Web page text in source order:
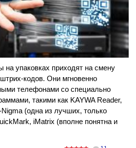
на упаковках приходят на смену
кодов. Они мгновенно
телефонами со специально
такими как KAYWA Reader,
(одна из лучших, только
iMatrix (вполне понятна и